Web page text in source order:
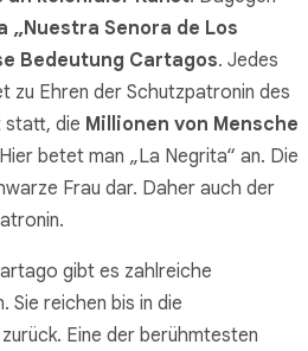
„Nuestra Senora de Los
Bedeutung Cartagos. Jedes
zu Ehren der Schutzpatronin des
statt, die Millionen von
betet man „La Negrita“ an. Die
Frau dar. Daher auch der
gibt es zahlreiche
reichen bis in die
Eine der berühmtesten